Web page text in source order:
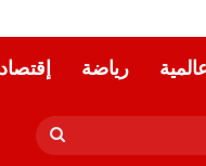
رياضة إقتصاد
بحث